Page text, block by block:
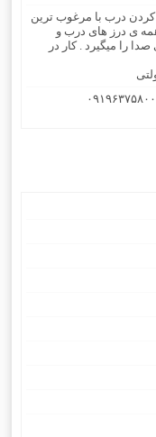
درب با مرغوب ترین
ی درز های درب و
را میگیرد . کار در
اکوستیک -درب عایق-صوتی ضد-صدا ۰۹۱۹۶۳۷۵۸۰۰